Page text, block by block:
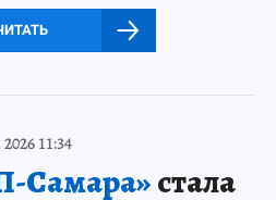
11:34
Самара»стала